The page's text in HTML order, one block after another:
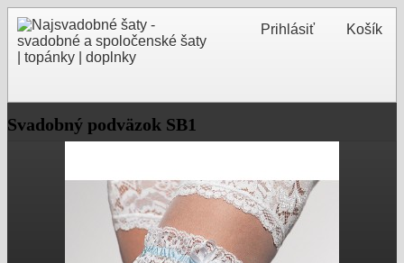
Košík
Prihlásiť
Svadobný podväzok SB1